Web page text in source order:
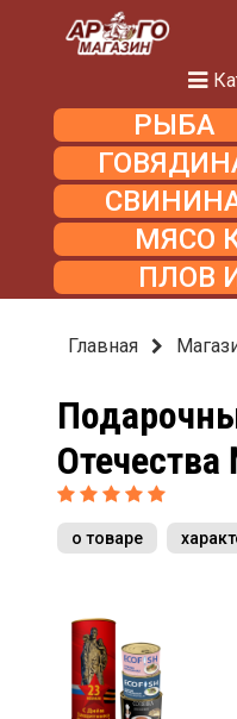
РЫБА
МЯСО
ПЛОВ
Главная
о товаре